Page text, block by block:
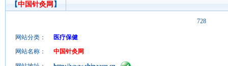
【中国针灸网 】
728
网站分类：
医疗保健
网站名称：
中国针灸网